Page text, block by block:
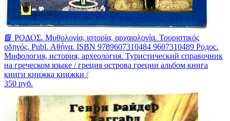
📘 ΡΟΔΟΣ. Μυθολογία, ιστορία, αρχαιολογία. Τουριστικός
οδηγός. Publ. Αθήνα. ISBN 9789607310484 9607310489 Родос.
Мифология, история, археология. Туристический справочник
на греческом языке / греция острова греции альбом книга
книги книжка книжки /
350 руб.